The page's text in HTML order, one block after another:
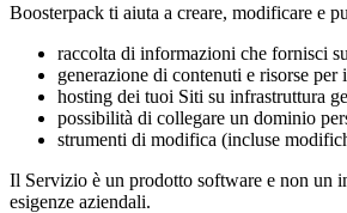
Boosterpack ti aiuta a creare, modificare e
raccolta di informazioni che fornisci
generazione di contenuti e risorse
hosting dei tuoi Siti su infrastruttura
possibilità di collegare un dominio
strumenti di modifica (incluse
Il Servizio è un prodotto software e non un
esigenze aziendali.